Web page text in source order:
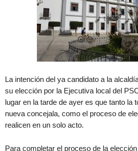
La intención del ya candidato a la
su elección por la Ejecutiva local del
lugar en la tarde de ayer es que tanto la
nueva concejala, como el proceso de
realicen en un solo acto.
Para completar el proceso de la